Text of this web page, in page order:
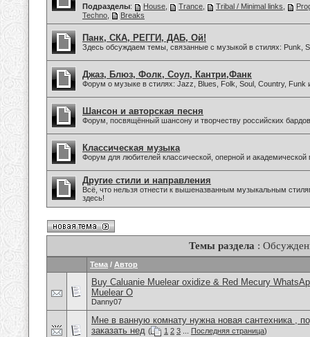
Подразделы: House Trance Tribal / Minimal links
Techno
Breaks
Панк, СКА, РЕГГИ, ДАБ, Ой!
Здесь обсуждаем темы, связанные с музыкой в стилях: Punk,
Джаз, Блюз, Фолк, Соул, Кантри,Фанк
Форум о музыке в стилях: Jazz, Blues, Folk, Soul, Country, Funk
Шансон и авторская песня
Форум, посвящённый шансону и творчеству российских
Классическая музыка
Форум для любителей классической, оперной и академической
Другие стили и направления
Всё, что нельзя отнести к вышеназванным музыкальным
здесь!
Темы раздела :
Тема / Автор
Buy Caluanie Muelear oxidize & Red Mecury
Muelear O
Danny07
Мне в ванную комнату нужна новая сантехника ,
заказать нед ( 1 2 3 Последняя страница)